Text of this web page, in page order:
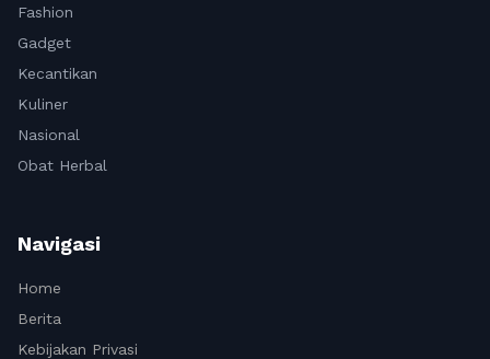
Fashion
Gadget
Kecantikan
Kuliner
Nasional
Obat Herbal
Navigasi
Home
Berita
Kebijakan Privasi